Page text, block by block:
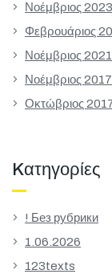
Νοέμβριος 2023
Φεβρουάριος
Νοέμβριος 2021
Νοέμβριος 2017
Οκτώβριος
Kατηγορίες
! Без рубрики
1.06.2026
123texts